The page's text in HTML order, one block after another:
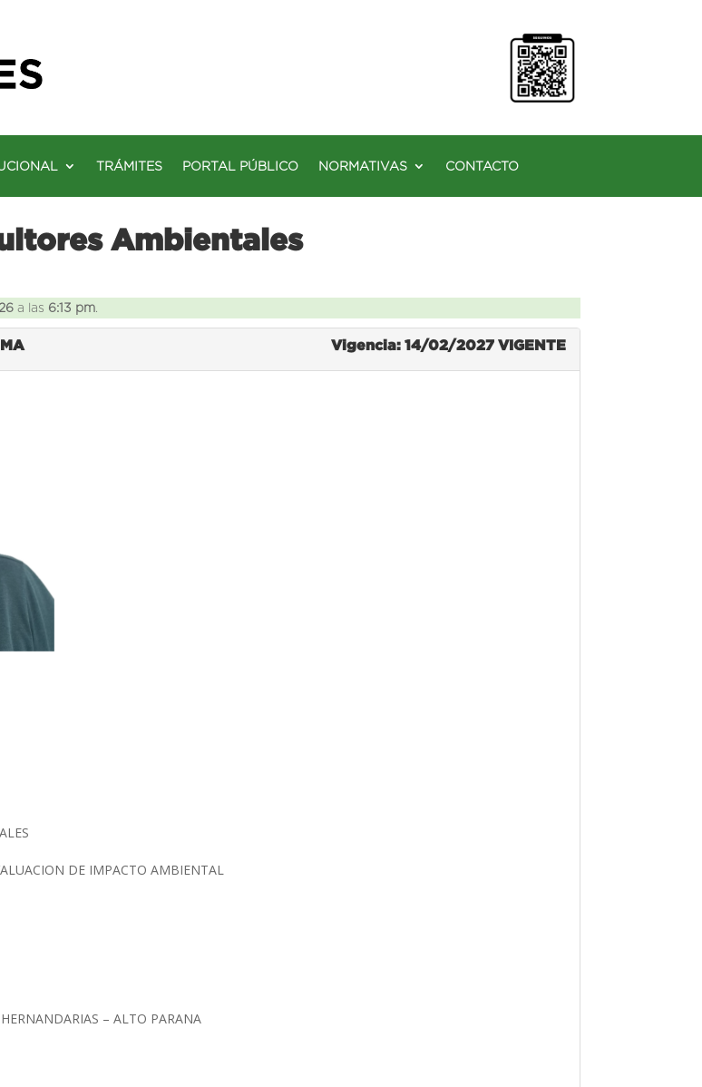
TRÁMITES PORTAL PÚBLICO NORMATIVAS CONTACTO
Ambientales
a las 6:13 pm
Vigencia: 14/02/2027 VIGENTE
DE IMPACTO AMBIENTAL
– ALTO PARANA